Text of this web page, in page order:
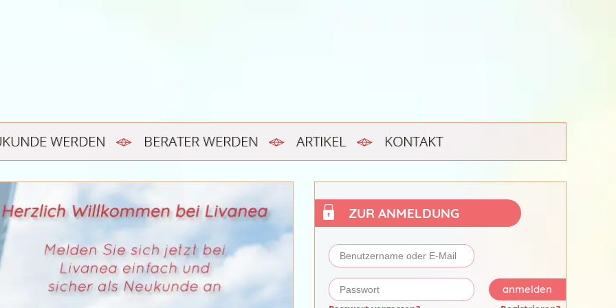
WERDEN BERATER WERDEN ARTIKEL KONTAKT
ZUR ANMELDUNG